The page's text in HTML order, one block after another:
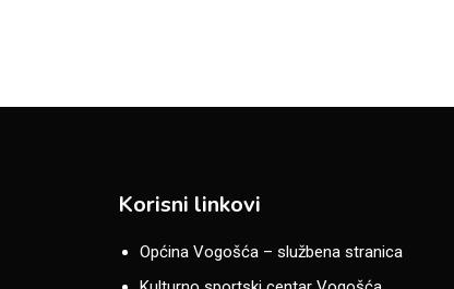
Korisni linkovi
Općina Vogošća – službena stranica